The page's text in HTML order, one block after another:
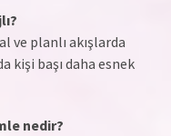
ve planlı akışlarda
kişi başı daha esnek
nedir?